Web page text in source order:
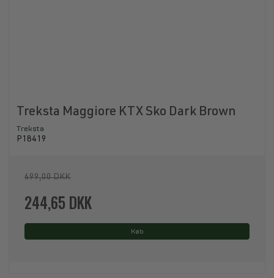
Treksta Maggiore KTX Sko Dark Brown
Treksta
P18419
699,00 DKK
244,65 DKK
Køb